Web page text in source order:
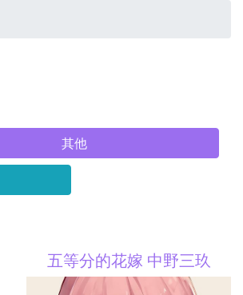
其他
五等分的花嫁 中野三玖